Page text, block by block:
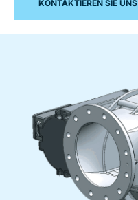
KONTAKTIEREN SIE UNS